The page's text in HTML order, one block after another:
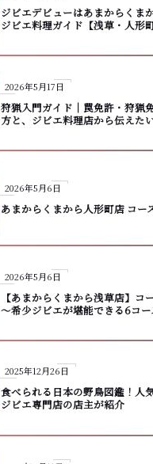
ジビエデビューはあまからくま
ジビエ料理ガイド【浅草・人形町
2026年5月17日
狩猟入門ガイド｜罠免許・狩猟
方と、ジビエ料理店から伝えた
2026年5月6日
あまからくまから人形町店 コー
2026年5月6日
【あまからくまから浅草店】コ
〜希少ジビエが堪能できる6コ
2025年12月26日
食べられる日本の野鳥図鑑！人
ジビエ専門店の店主が紹介